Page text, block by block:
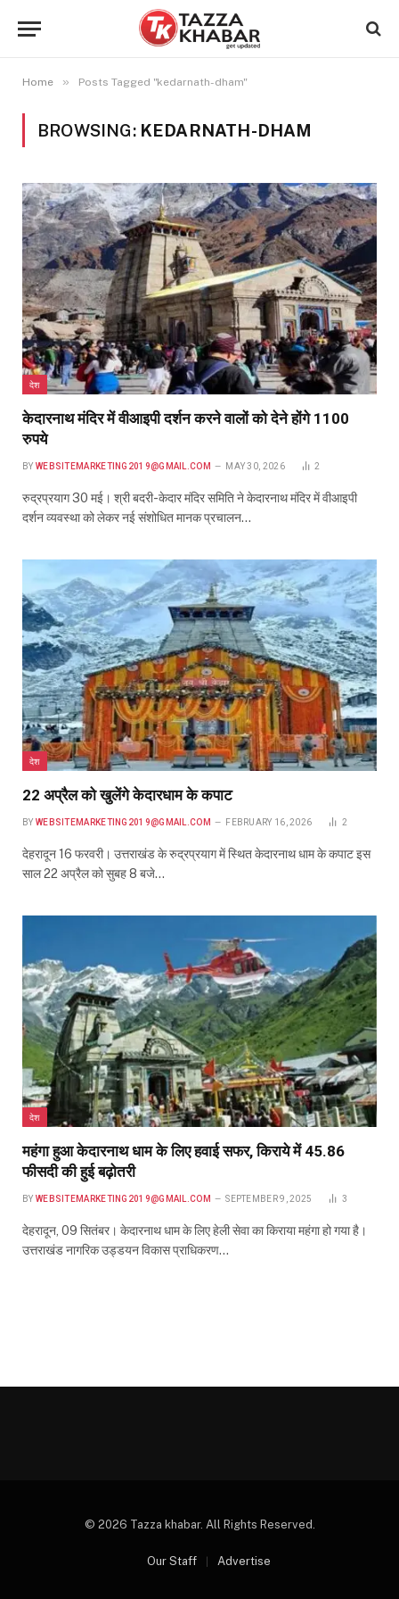
Home » Posts Tagged "kedarnath-dham"
BROWSING: KEDARNATH-DHAM
देश
केदारनाथ मंदिर में वीआइपी दर्शन करने वालों को देने होंगे 1100
रुपये
BY WEBSITEMARKETING2019@GMAIL.COM MAY 30, 2026 2
रुद्रप्रयाग 30 मई। श्री बदरी-केदार मंदिर समिति ने केदारनाथ मंदिर में वीआइपी
दर्शन व्यवस्था को लेकर नई संशोधित मानक प्रचालन…
देश
22 अप्रैल को खुलेंगे केदारधाम के कपाट
BY WEBSITEMARKETING2019@GMAIL.COM FEBRUARY 16, 2026 2
देहरादून 16 फरवरी। उत्तराखंड के रुद्रप्रयाग में स्थित केदारनाथ धाम के कपाट इस
साल 22 अप्रैल को सुबह 8 बजे…
देश
महंगा हुआ केदारनाथ धाम के लिए हवाई सफर, किराये में 45.86
फीसदी की हुई बढ़ोतरी
BY WEBSITEMARKETING2019@GMAIL.COM SEPTEMBER 9, 2025 3
देहरादून, 09 सितंबर। केदारनाथ धाम के लिए हेली सेवा का किराया महंगा हो गया है।
उत्तराखंड नागरिक उड्डयन विकास प्राधिकरण…
© 2026 Tazza khabar. All Rights Reserved.
Our Staff Advertise